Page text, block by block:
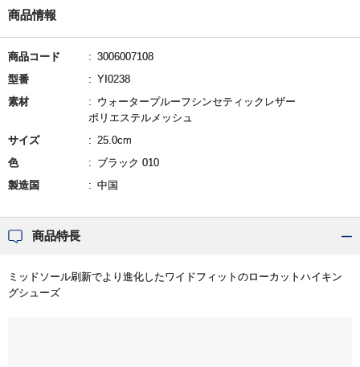
商品情報
商品コード
3006007108
型番
YI0238
素材
ウォータープルーフシンセティックレザー
ポリエステルメッシュ
サイズ
25.0cm
色
ブラック 010
製造国
中国
商品特長
ミッドソール刷新でより進化したワイドフィットのローカットハイキン
グシューズ